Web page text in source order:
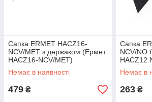
Сапка ERMET HACZ16-
NCV/MET з держаком (Ермет
HACZ16-NCV/MET)
Немає в наявності
479 ₴
Сапка
NCV/NO
HACZ12
Немає в
263 ₴